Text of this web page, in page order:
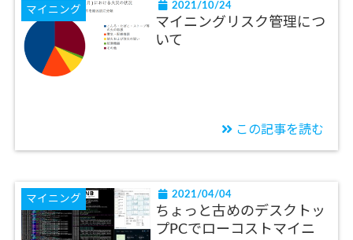
マイニング 2021/10/24
マイニングリスク管理につ
いて
この記事を読む
マイニング 2021/04/04
ちょっと古めのデスクトッ
プPCでローコストマイニ